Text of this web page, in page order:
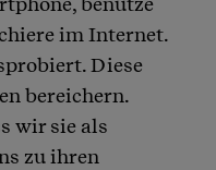
im Internet.
Diese
bereichern.
wir sie als
zu ihren